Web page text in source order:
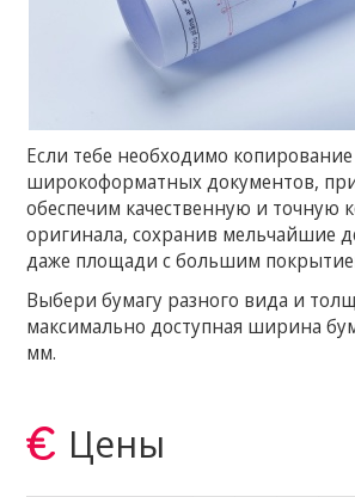
Если тебе необходимо копирование
широкоформатных документов,
обеспечим качественную и точную
оригинала, сохранив мельчайшие
даже площади с большим
Выбери бумагу разного вида и
максимально доступная ширина
мм.
Цены